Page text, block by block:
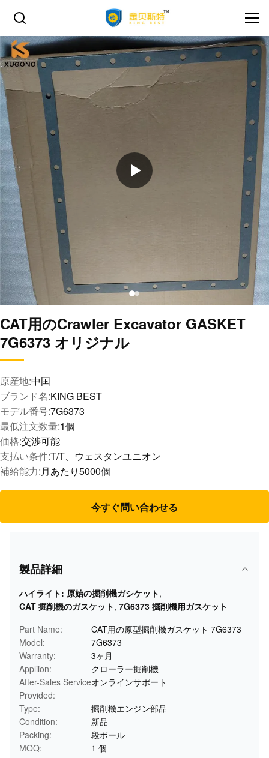
CAT用のCrawler Excavator GASKET
7G6373 オリジナル
原産地:中国
ブランド名:KING BEST
モデル番号:7G6373
最低注文数量:1個
価格:交渉可能
支払い条件:T/T、ウェスタンユニオン
補給能力:月あたり5000個
今すぐ問い合わせる
製品詳細
ハイライト: 原始の掘削機ガシケット,
CAT 掘削機のガスケット, 7G6373 掘削機用ガスケット
Part Name:
CAT用の原型掘削機ガスケット 7G6373
Model:
7G6373
Warranty:
3ヶ月
Appliion:
クローラー掘削機
After-Sales Service
Provided:
オンラインサポート
Type:
掘削機エンジン部品
Condition:
新品
Packing:
段ボール
MOQ:
1 個